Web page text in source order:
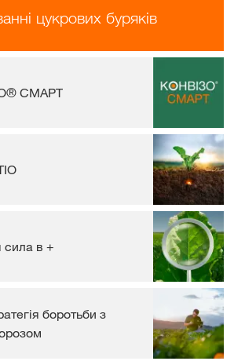
цукрових буряків
СМАРТ
сила в +
боротьби з